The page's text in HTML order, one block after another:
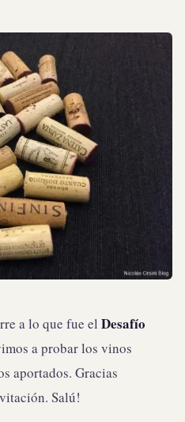
a lo que fue el Desafío
a probar los vinos
aportados. Gracias
Salú!